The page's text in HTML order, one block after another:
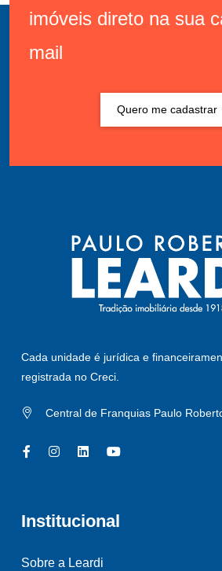
imóveis direto na sua
mail
Quero me cadastrar
Cada unidade é jurídica e
registrada no Creci.
Central de Franquias Paulo
Institucional
Sobre a Leardi